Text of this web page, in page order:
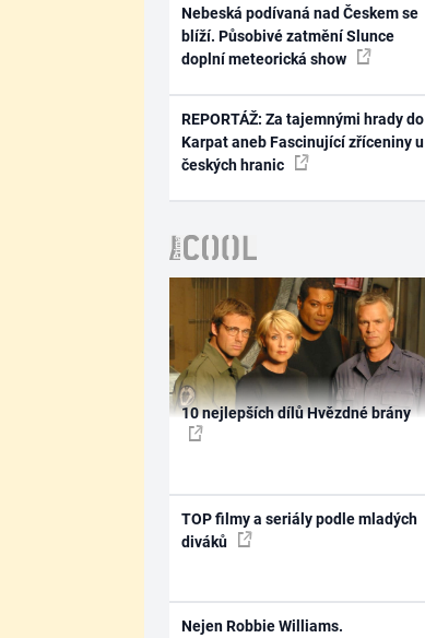
Nebeská podívaná nad Českem se
blíží. Působivé zatmění Slunce
doplní meteorická show
REPORTÁŽ: Za tajemnými hrady do
Karpat aneb Fascinující zříceniny u
českých hranic
10 nejlepších dílů Hvězdné brány
TOP filmy a seriály podle mladých
diváků
Nejen Robbie Williams.